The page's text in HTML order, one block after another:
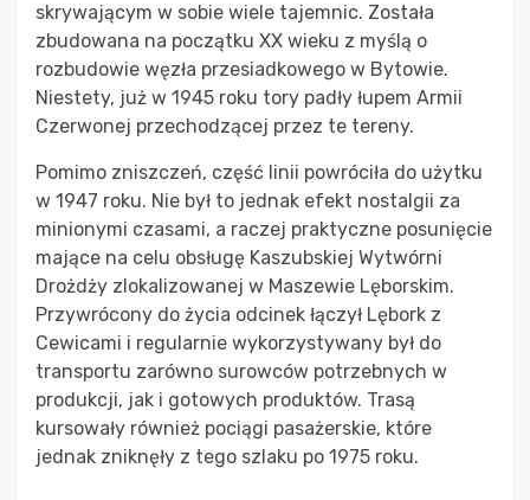
skrywającym w sobie wiele tajemnic. Została
zbudowana na początku XX wieku z myślą o
rozbudowie węzła przesiadkowego w Bytowie.
Niestety, już w 1945 roku tory padły łupem Armii
Czerwonej przechodzącej przez te tereny.
Pomimo zniszczeń, część linii powróciła do użytku
w 1947 roku. Nie był to jednak efekt nostalgii za
minionymi czasami, a raczej praktyczne posunięcie
mające na celu obsługę Kaszubskiej Wytwórni
Drożdży zlokalizowanej w Maszewie Lęborskim.
Przywrócony do życia odcinek łączył Lębork z
Cewicami i regularnie wykorzystywany był do
transportu zarówno surowców potrzebnych w
produkcji, jak i gotowych produktów. Trasą
kursowały również pociągi pasażerskie, które
jednak zniknęły z tego szlaku po 1975 roku.